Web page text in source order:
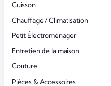
Cuisson
Chauffage / Climatisation
Petit Électroménager
Entretien de la maison
Couture
Pièces & Accessoires